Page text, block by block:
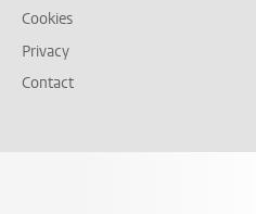
Cookies
Privacy
Contact